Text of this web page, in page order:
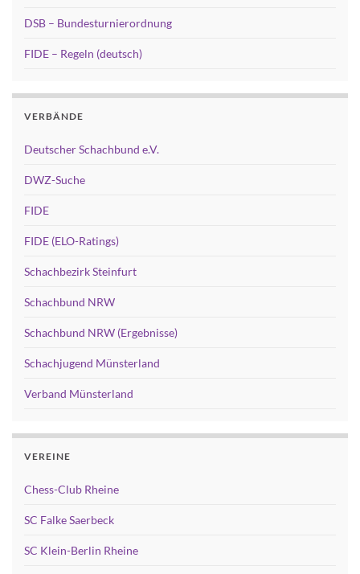
DSB – Bundesturnierordnung
FIDE – Regeln (deutsch)
VERBÄNDE
Deutscher Schachbund e.V.
DWZ-Suche
FIDE
FIDE (ELO-Ratings)
Schachbezirk Steinfurt
Schachbund NRW
Schachbund NRW (Ergebnisse)
Schachjugend Münsterland
Verband Münsterland
VEREINE
Chess-Club Rheine
SC Falke Saerbeck
SC Klein-Berlin Rheine